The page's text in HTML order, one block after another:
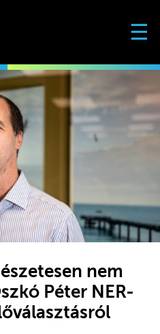
☰
nem
Péter NER-